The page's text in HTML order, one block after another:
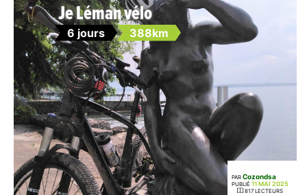
Je Léman vélo
6 jours 388km
PAR Cozondsa
PUBLIÉ 11 MAI 2025
817 LECTEURS